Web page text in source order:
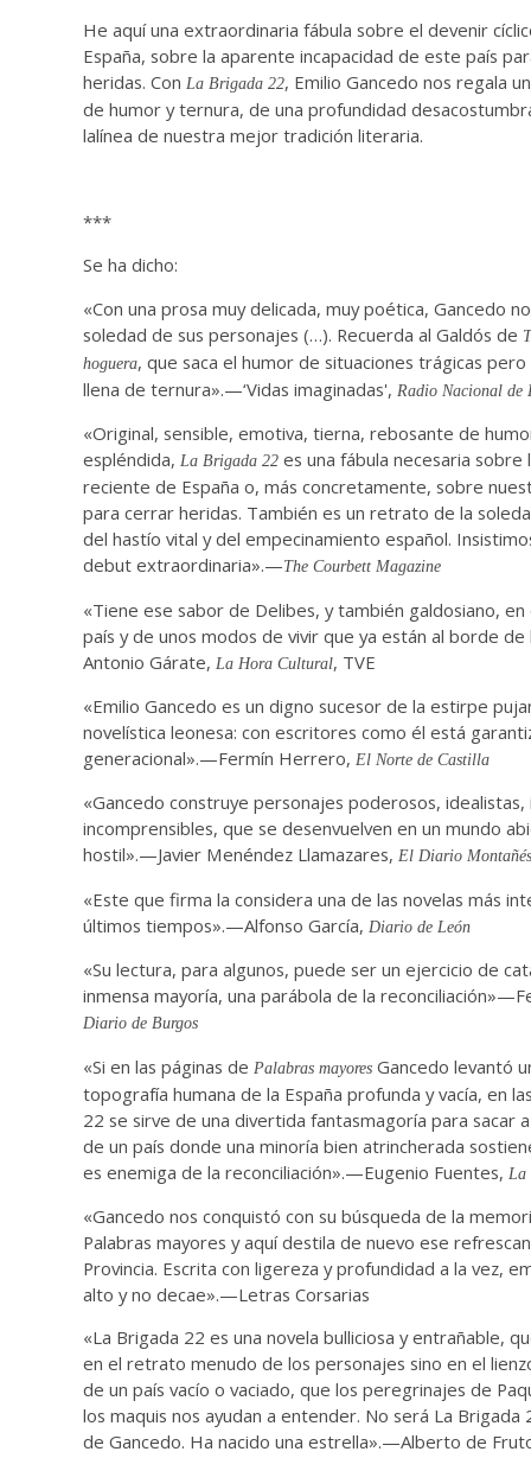
He aquí una extraordinaria fábula sobre el devenir
España, sobre la aparente incapacidad de este país
heridas. Con La Brigada 22, Emilio Gancedo nos regala
de humor y ternura, de una profundidad
lalínea de nuestra mejor tradición literaria.
***
Se ha dicho:
«Con una prosa muy delicada, muy poética, Gancedo
soledad de sus personajes (…). Recuerda al Galdós de
hoguera, que saca el humor de situaciones trágicas
llena de ternura».—‘Vidas imaginadas', Radio Nacional de
«Original, sensible, emotiva, tierna, rebosante de
espléndida, La Brigada 22 es una fábula necesaria sobre
reciente de España o, más concretamente, sobre
para cerrar heridas. También es un retrato de la
del hastío vital y del empecinamiento español.
debut extraordinaria».—The Courbett Magazine
«Tiene ese sabor de Delibes, y también galdosiano,
país y de unos modos de vivir que ya están al borde
Antonio Gárate, La Hora Cultural, TVE
«Emilio Gancedo es un digno sucesor de la estirpe
novelística leonesa: con escritores como él está
generacional».—Fermín Herrero, El Norte de Castilla
«Gancedo construye personajes poderosos,
incomprensibles, que se desenvuelven en un mundo
hostil».—Javier Menéndez Llamazares, El Diario Montañés
«Este que firma la considera una de las novelas más
últimos tiempos».—Alfonso García, Diario de León
«Su lectura, para algunos, puede ser un ejercicio de
inmensa mayoría, una parábola de la
Diario de Burgos
«Si en las páginas de Palabras mayores Gancedo levantó
topografía humana de la España profunda y vacía, en
22 se sirve de una divertida fantasmagoría para sacar
de un país donde una minoría bien atrincherada
es enemiga de la reconciliación».—Eugenio Fuentes, La
«Gancedo nos conquistó con su búsqueda de la
Palabras mayores y aquí destila de nuevo ese
Provincia. Escrita con ligereza y profundidad a la vez,
alto y no decae».—Letras Corsarias
«La Brigada 22 es una novela bulliciosa y entrañable,
en el retrato menudo de los personajes sino en el
de un país vacío o vaciado, que los peregrinajes de
los maquis nos ayudan a entender. No será La Brigada
de Gancedo. Ha nacido una estrella».—Alberto de